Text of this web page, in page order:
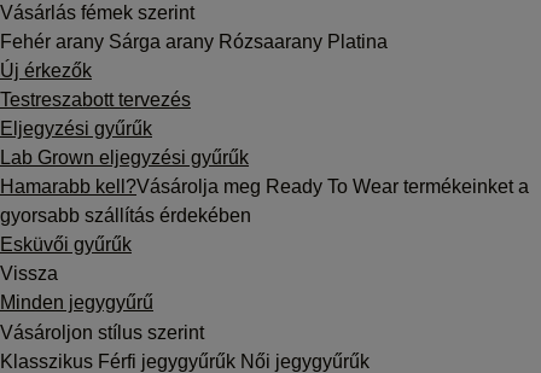
Vásárlás fémek szerint
Fehér arany Sárga arany Rózsaarany Platina
Új érkezők
Testreszabott tervezés
Eljegyzési gyűrűk
Lab Grown eljegyzési gyűrűk
Hamarabb kell?Vásárolja meg Ready To Wear termékeinket a
gyorsabb szállítás érdekében
Esküvői gyűrűk
Vissza
Minden jegygyűrű
Vásároljon stílus szerint
Klasszikus Férfi jegygyűrűk Női jegygyűrűk